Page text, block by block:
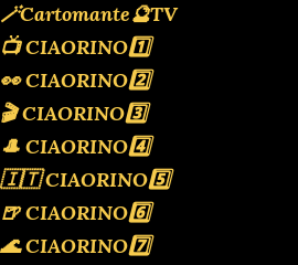
🪄Cartomante🔮TV
📺 CIAORINO1️⃣
👀 CIAORINO2️⃣
🎬 CIAORINO3️⃣
🎩 CIAORINO4️⃣
🇮🇹 CIAORINO5️⃣
🍺 CIAORINO6️⃣
🌊 CIAORINO7️⃣